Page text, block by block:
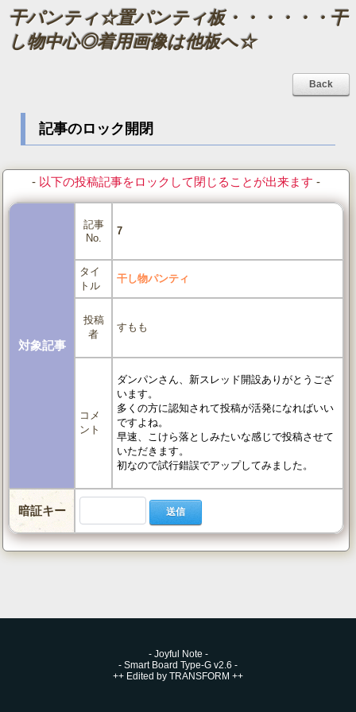
干パンティ☆置パンティ板・・・・・・干
し物中心◎着用画像は他板へ☆
Back
記事のロック開閉
- 以下の投稿記事をロックして閉じることが出来ます -
対象記事
記事
No.
7
タイ
トル
干し物パンティ
投稿
者
すもも
コメ
ント
ダンパンさん、新スレッド開設ありがとうござ
います。
多くの方に認知されて投稿が活発になればいい
ですよね。
早速、こけら落としみたいな感じで投稿させて
いただきます。
初なので試行錯誤でアップしてみました。
暗証キー
- Joyful Note -
- Smart Board Type-G v2.6 -
++ Edited by TRANSFORM ++